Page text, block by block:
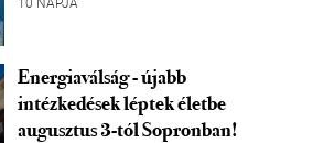
Energiaválság - újabb
intézkedések léptek életbe
augusztus 3-tól Sopronban!